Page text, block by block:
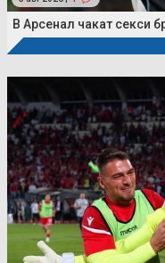
В Арсенал чакат секси